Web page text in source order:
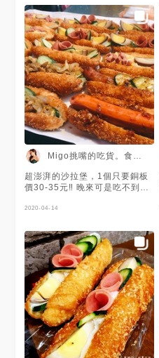
價能吃到這樣的美食 大家不妨
能在搭車前買上幾個來吃😋 💰
甜甜圈 $10 💰多拿滋酸菜堡
$30 💰蛋沙拉堡 $30 💰玉米火
腿沙拉堡 $30 💰熱狗堡 $35 💰
香腸堡 $35 💰黑胡椒豬柳 $35
💰蔥油餅+蛋 $35 🏡：台中市東
區復興路四段207號(林士新婦
產科旁) ☎️：0955-540620
⏰：14:30~19:30、假日
12:00~賣完（不定時公休） #
台中火車站美食 #台中火車站新
站 #台中火車站周邊美食 #台中
美食 #台中甜點 #台中小吃 #台
中美食地圖 #台中東區美食 #妙
妙甜甜圈 #甜甜圈
Migo挑嘴的吃貨。食話食說
超澎湃的沙拉堡，1個只要銅板
價30-35元‼️ 晚來可是吃不到呢
價維持10元 甜而不膩的麵包體
2020-04-14